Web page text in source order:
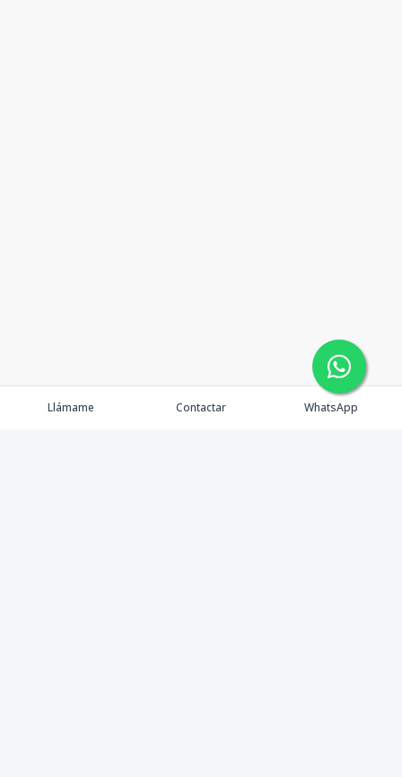
Llámame Contactar WhatsApp